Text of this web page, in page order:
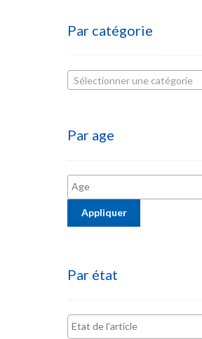
Par catégorie
Sélectionner une catégorie
Par age
Appliquer
Par état